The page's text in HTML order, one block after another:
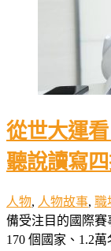
從世大運
聽說讀寫
人物, 人物故事, 職
備受注目的國際賽
170 個國家、1.2